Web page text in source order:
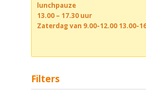
lunchpauze
13.00 – 17.30 uur
Zaterdag van 9.00-12.00 13.00-
Filters